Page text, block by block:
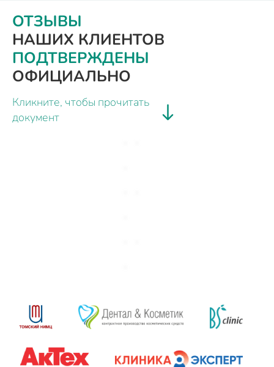
ОТЗЫВЫ
НАШИХ КЛИЕНТОВ
ПОДТВЕРЖДЕНЫ
ОФИЦИАЛЬНО
Кликните, чтобы прочитать
документ